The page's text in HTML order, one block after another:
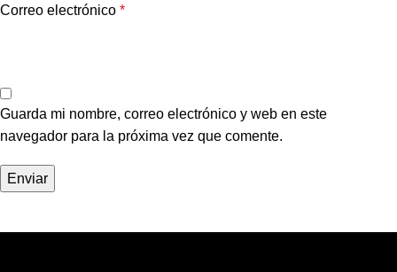
Correo electrónico *
Guarda mi nombre, correo electrónico y web en este
navegador para la próxima vez que comente.